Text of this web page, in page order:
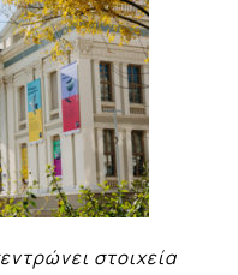
στοιχεία